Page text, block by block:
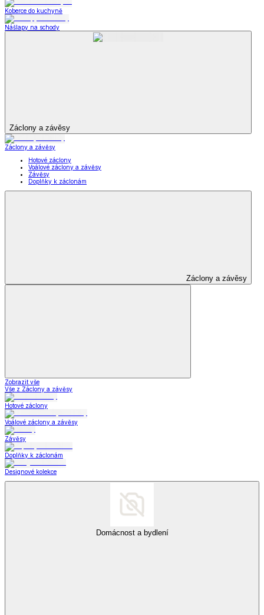
Koberce do kuchyně
Nášlapy na schody
Záclony a závěsy
Záclony a závěsy
Hotové záclony
Voálové záclony a závěsy
Závěsy
Doplňky k záclonám
Záclony a závěsy
Zobrazit vše
Vše z Záclony a závěsy
Hotové záclony
Voálové záclony a závěsy
Závěsy
Doplňky k záclonám
Designové kolekce
Domácnost a bydlení